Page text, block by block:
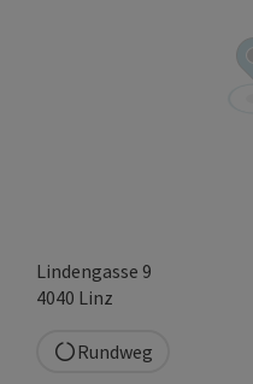
Lindengasse 9
4040 Linz
Rundweg